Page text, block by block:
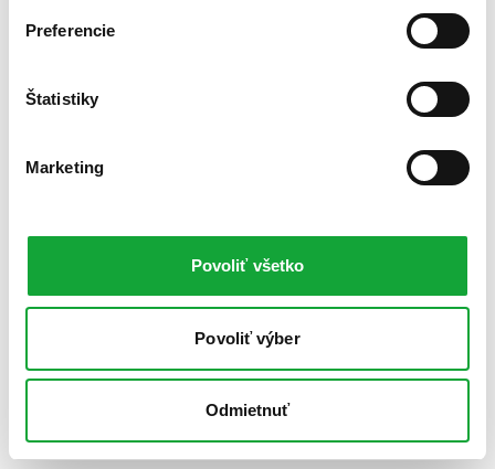
Preferencie
Štatistiky
Marketing
Povoliť všetko
Povoliť výber
Odmietnuť